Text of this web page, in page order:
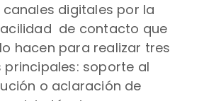
canales digitales por la
de contacto que
hacen para realizar tres
principales: soporte al
o aclaración de